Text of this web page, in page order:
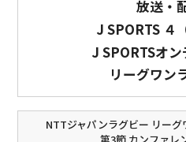
放送・
J SPORTS ４
J SPORTSオ
リーグワン
NTTジャパンラグビー リーグ